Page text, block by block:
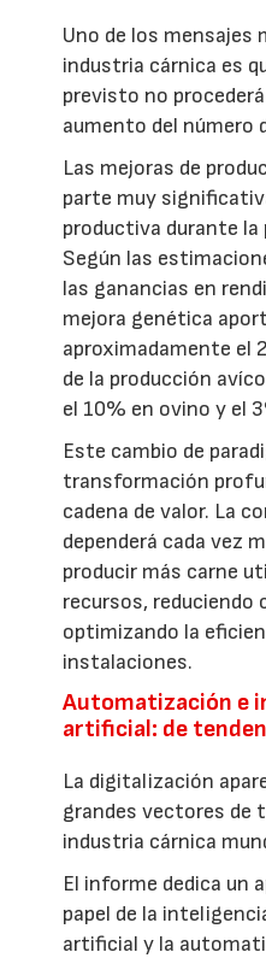
Uno de los mensajes
industria cárnica es
previsto no
aumento del número
Las mejoras de
parte muy
productiva durante la
Según las
las ganancias en
mejora genética
aproximadamente el
de la producción
el 10% en ovino y el
Este cambio de
transformación
cadena de valor. La
dependerá cada vez
producir más carne
recursos,
optimizando la
instalaciones.
Automatización e
artificial: de
La digitalización
grandes vectores de
industria cárnica
El informe dedica un
papel de la
artificial y la